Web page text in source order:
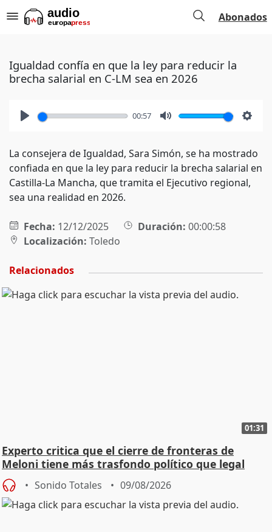
Abonados
Igualdad confía en que la ley para reducir la
brecha salarial en C-LM sea en 2026
00:57
La consejera de Igualdad, Sara Simón, se ha mostrado
confiada en que la ley para reducir la brecha salarial en
Castilla-La Mancha, que tramita el Ejecutivo regional,
sea una realidad en 2026.
Fecha: 12/12/2025 Duración: 00:00:58
Localización: Toledo
Relacionados
01:31
Experto critica que el cierre de fronteras de
Meloni tiene más trasfondo político que legal
Sonido Totales 09/08/2026